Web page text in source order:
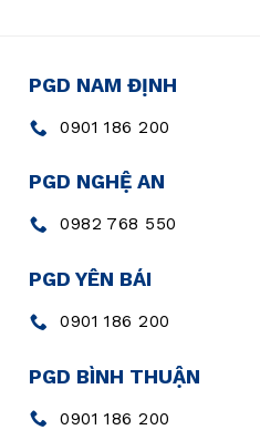
PGD NAM ĐỊNH
0901 186 200
PGD NGHỆ AN
0982 768 550
PGD YÊN BÁI
0901 186 200
PGD BÌNH THUẬN
0901 186 200